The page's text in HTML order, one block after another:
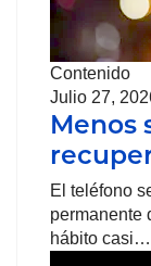
Contenido
Julio 27,
Menos
El teléfono
permanente
hábito casi…